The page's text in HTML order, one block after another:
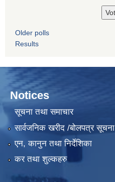
Older polls
Results
Notices
सूचना तथा समाचार
सार्वजनिक खरीद /बोलपत्र सूचना
एन, कानुन तथा निर्देशिका
कर तथा शुल्कहरु